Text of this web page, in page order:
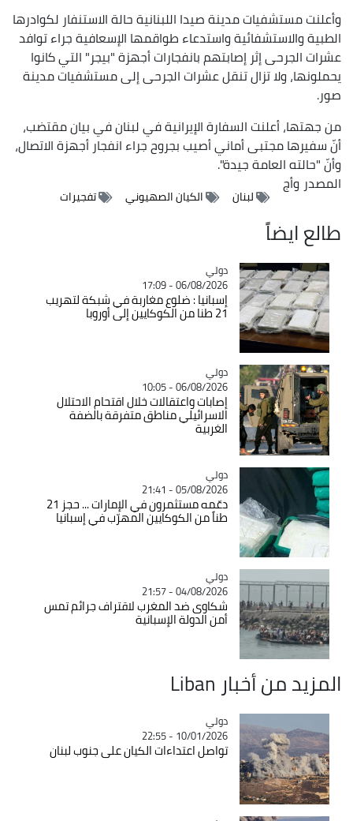
وأعلنت مستشفيات مدينة صيدا اللبنانية حالة الاستنفار لكوادرها
الطبية والاستشفائية واستدعاء طواقمها الإسعافية جراء توافد
عشرات الجرحى إثر إصابتهم بانفجارات أجهزة "بيجر" التي كانوا
يحملونها، ولا تزال تنقل عشرات الجرحى إلى مستشفيات مدينة
صور.
من جهتها، أعلنت السفارة الإيرانية في لبنان في بيان مقتضب،
أنّ سفيرها مجتبى أماني أصيب بجروح جراء انفجار أجهزة الاتصال،
وأنّ "حالته العامة جيدة".
المصدروأج
لبنان الكيان الصهيوني تفجيرات
طالع ايضاً
Catégorie
دولي
06/08/2026 - 17:09
إسبانيا : ضلوع مغاربة في شبكة لتهريب
21 طنا من الكوكايين إلى أوروبا
Catégorie
دولي
06/08/2026 - 10:05
إصابات واعتقالات خلال اقتحام الاحتلال
الاسرائيلي مناطق متفرقة بالضفة
الغربية
Catégorie
دولي
05/08/2026 - 21:41
دعّمه مستثمرون في الإمارات ... حجز 21
طناً من الكوكايين المهرّب في إسبانيا
Catégorie
دولي
04/08/2026 - 21:57
شكاوى ضد المغرب لاقتراف جرائم تمس
أمن الدولة الإسبانية
المزيد من أخبار Liban
Catégorie
دولي
10/01/2026 - 22:55
تواصل اعتداءات الكيان على جنوب لبنان